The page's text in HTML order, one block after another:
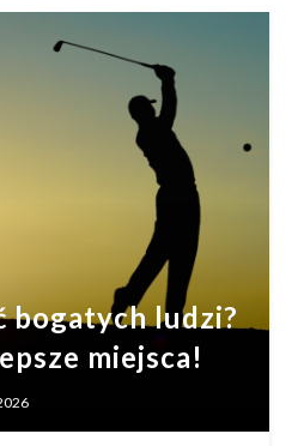
bogatych ludzi?
miejsca!